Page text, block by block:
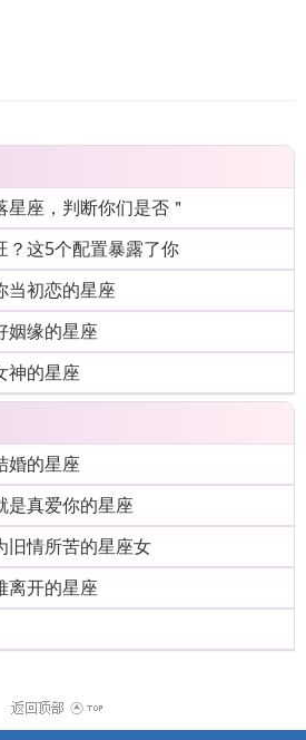
座，判断你们是否＂
？这5个配置暴露了你
当初恋的星座
姻缘的星座
神的星座
婚的星座
是真爱你的星座
旧情所苦的星座女
离开的星座